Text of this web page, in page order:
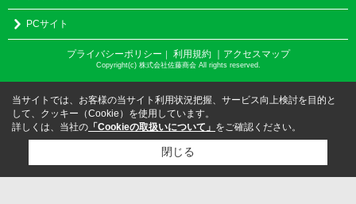
PCサイト
プライバシーポリシー ｜ 利用規約 ｜アクセスマップ
Copyright(c) 株式会社佐藤商会 All rights reserved.
当サイトでは、お客様の当サイト利用状況把握、サービス向上検討を目的と
して、クッキー（Cookie）を使用しています。
詳しくは、当社の 「Cookieの取扱いについて」 をご確認ください。
閉じる